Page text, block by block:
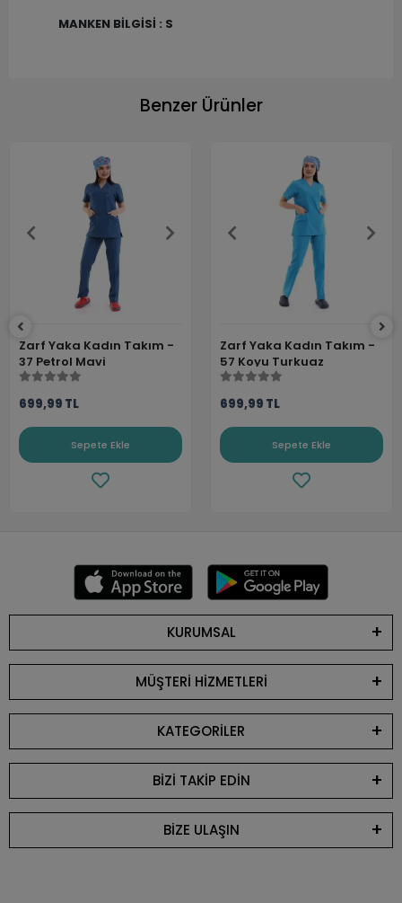
MANKEN BİLGİSİ : S
Benzer Ürünler
Zarf Yaka Kadın Takım -
37 Petrol Mavi
699,99 TL
Sepete Ekle
Zarf Yaka Kadın Takım -
57 Koyu Turkuaz
699,99 TL
Sepete Ekle
KURUMSAL
MÜŞTERİ HİZMETLERİ
KATEGORİLER
BİZİ TAKİP EDİN
BİZE ULAŞIN